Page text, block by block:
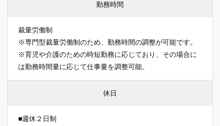
勤務時間
裁量労働制
※専門型裁量労働制のため、勤務時間の調整が可能です。
※育児や介護のための時短勤務に応じており、その場合に
は勤務時間量に応じて仕事量を調整可能。
休日
■週休２日制